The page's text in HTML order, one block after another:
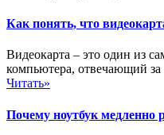
Как понять, что
Видеокарта – это один из
компьютера, отвечающий
Читать»
Почему ноутбук медленно